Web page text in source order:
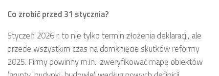
Co zrobić przed 31 stycznia?
Styczeń 2026 r. to nie tylko termin złożenia deklaracji, ale
przede wszystkim czas na domknięcie skutków reformy
2025. Firmy powinny m.in.: zweryfikować mapę obiektów